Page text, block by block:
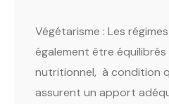
Végétarisme : Les
également être équilibrés
nutritionnel, à condition
assurent un apport